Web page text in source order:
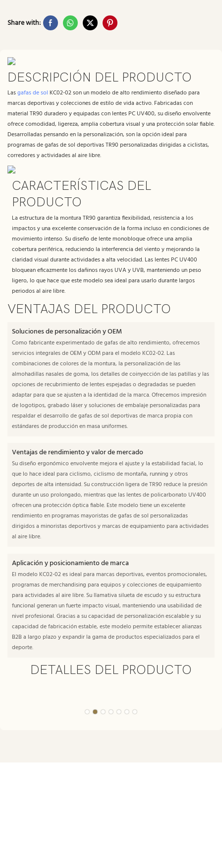
Share with:
DESCRIPCIÓN DEL PRODUCTO
Lasgafas de sol KC02-02 son un modelo de alto rendimiento diseñado para
marcas deportivas y colecciones de estilo de vida activo. Fabricadas con
material TR90 duradero y equipadas con lentes PC UV400, su diseño envolvente
ofrece comodidad, ligereza, amplia cobertura visual y una protección solar fiable.
Desarrolladas pensando en la personalización, son la opción ideal para
programas de gafas de sol deportivas TR90 personalizadas dirigidas a ciclistas,
corredores y actividades al aire libre.
CARACTERÍSTICAS DEL
PRODUCTO
La estructura de la montura TR90 garantiza flexibilidad, resistencia a los
impactos y una excelente conservación de la forma incluso en condiciones de
movimiento intenso. Su diseño de lente monobloque ofrece una amplia
cobertura periférica, reduciendo la interferencia del viento y mejorando la
claridad visual durante actividades a alta velocidad. Las lentes PC UV400
bloquean eficazmente los dañinos rayos UVA y UVB, manteniendo un peso
ligero, lo que hace que este modelo sea ideal para usarlo durante largos
periodos al aire libre.
VENTAJAS DEL PRODUCTO
Soluciones de personalización y OEM
Como fabricante experimentado de gafas de alto rendimiento, ofrecemos
servicios integrales de OEM y ODM para el modelo KC02-02. Las
combinaciones de colores de la montura, la personalización de las
almohadillas nasales de goma, los detalles de coinyección de las patillas y las
opciones de recubrimiento de lentes espejadas o degradadas se pueden
adaptar para que se ajusten a la identidad de la marca. Ofrecemos impresión
de logotipos, grabado láser y soluciones de embalaje personalizadas para
respaldar el desarrollo de gafas de sol deportivas de marca propia con
estándares de producción en masa uniformes.
Ventajas de rendimiento y valor de mercado
Su diseño ergonómico envolvente mejora el ajuste y la estabilidad facial, lo
que lo hace ideal para ciclismo, ciclismo de montaña, running y otros
deportes de alta intensidad. Su construcción ligera de TR90 reduce la presión
durante un uso prolongado, mientras que las lentes de policarbonato UV400
ofrecen una protección óptica fiable. Este modelo tiene un excelente
rendimiento en programas mayoristas de gafas de sol personalizadas
dirigidos a minoristas deportivos y marcas de equipamiento para actividades
al aire libre.
Aplicación y posicionamiento de marca
El modelo KC02-02 es ideal para marcas deportivas, eventos promocionales,
programas de merchandising para equipos y colecciones de equipamiento
para actividades al aire libre. Su llamativa silueta de escudo y su estructura
funcional generan un fuerte impacto visual, manteniendo una usabilidad de
nivel profesional. Gracias a su capacidad de personalización escalable y su
capacidad de fabricación estable, este modelo permite establecer alianzas
B2B a largo plazo y expandir la gama de productos especializados para el
deporte.
DETALLES DEL PRODUCTO